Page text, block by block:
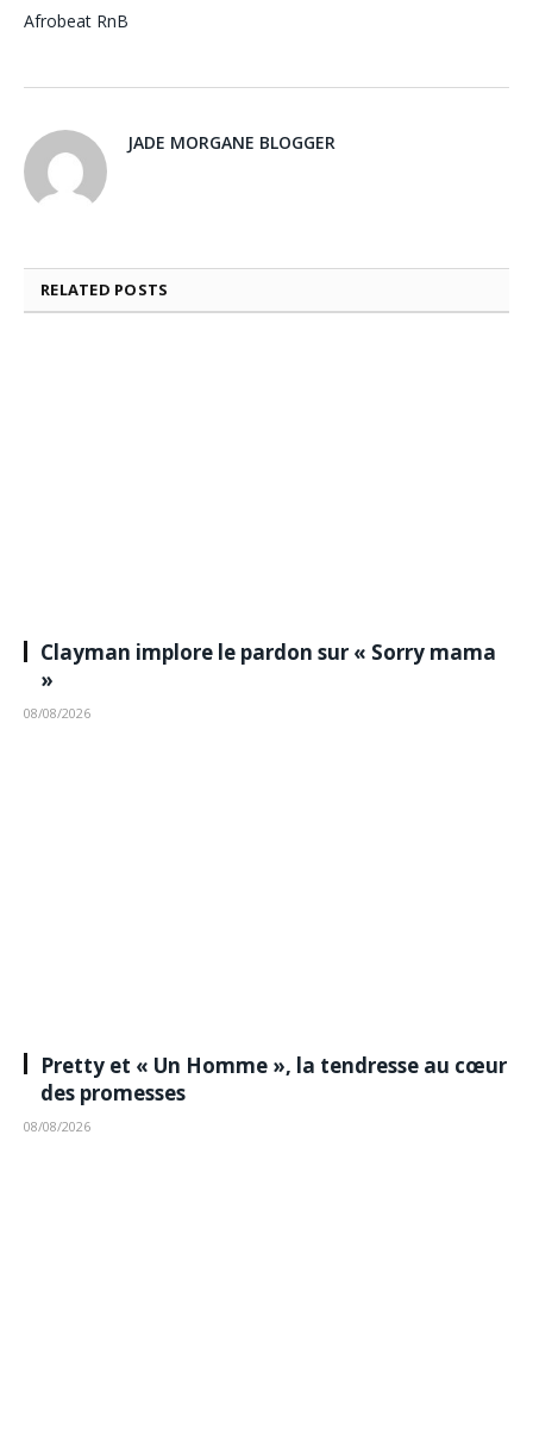
Afrobeat RnB
JADE MORGANE BLOGGER
RELATED POSTS
Clayman implore le pardon sur « Sorry mama
»
08/08/2026
Pretty et « Un Homme », la tendresse au cœur
des promesses
08/08/2026